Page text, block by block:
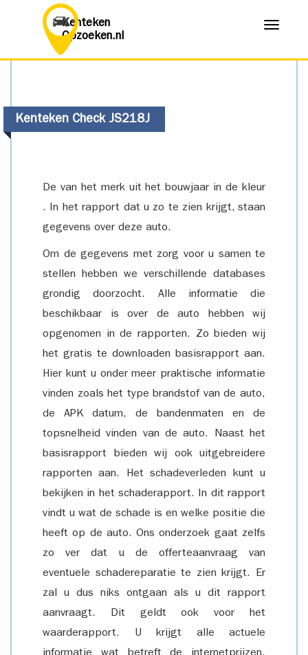
Kenteken
Opzoeken.nl
Menu
Kenteken Check JS218J
De van het merk uit het bouwjaar in de kleur
. In het rapport dat u zo te zien krijgt, staan
gegevens over deze auto.
Om de gegevens met zorg voor u samen te
stellen hebben we verschillende databases
grondig doorzocht. Alle informatie die
beschikbaar is over de auto hebben wij
opgenomen in de rapporten. Zo bieden wij
het gratis te downloaden basisrapport aan.
Hier kunt u onder meer praktische informatie
vinden zoals het type brandstof van de auto,
de APK datum, de bandenmaten en de
topsnelheid vinden van de auto. Naast het
basisrapport bieden wij ook uitgebreidere
rapporten aan. Het schadeverleden kunt u
bekijken in het schaderapport. In dit rapport
vindt u wat de schade is en welke positie die
heeft op de auto. Ons onderzoek gaat zelfs
zo ver dat u de offerteaanvraag van
eventuele schadereparatie te zien krijgt. Er
zal u dus niks ontgaan als u dit rapport
aanvraagt. Dit geldt ook voor het
waarderapport. U krijgt alle actuele